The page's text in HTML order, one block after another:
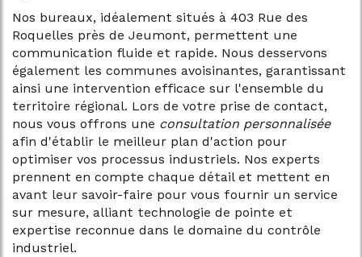
Nos bureaux, idéalement situés à 403 Rue des
Roquelles près de Jeumont, permettent une
communication fluide et rapide. Nous desservons
également les communes avoisinantes, garantissant
ainsi une intervention efficace sur l'ensemble du
territoire régional. Lors de votre prise de contact,
nous vous offrons une consultation personnalisée
afin d'établir le meilleur plan d'action pour
optimiser vos processus industriels. Nos experts
prennent en compte chaque détail et mettent en
avant leur savoir-faire pour vous fournir un service
sur mesure, alliant technologie de pointe et
expertise reconnue dans le domaine du contrôle
industriel.